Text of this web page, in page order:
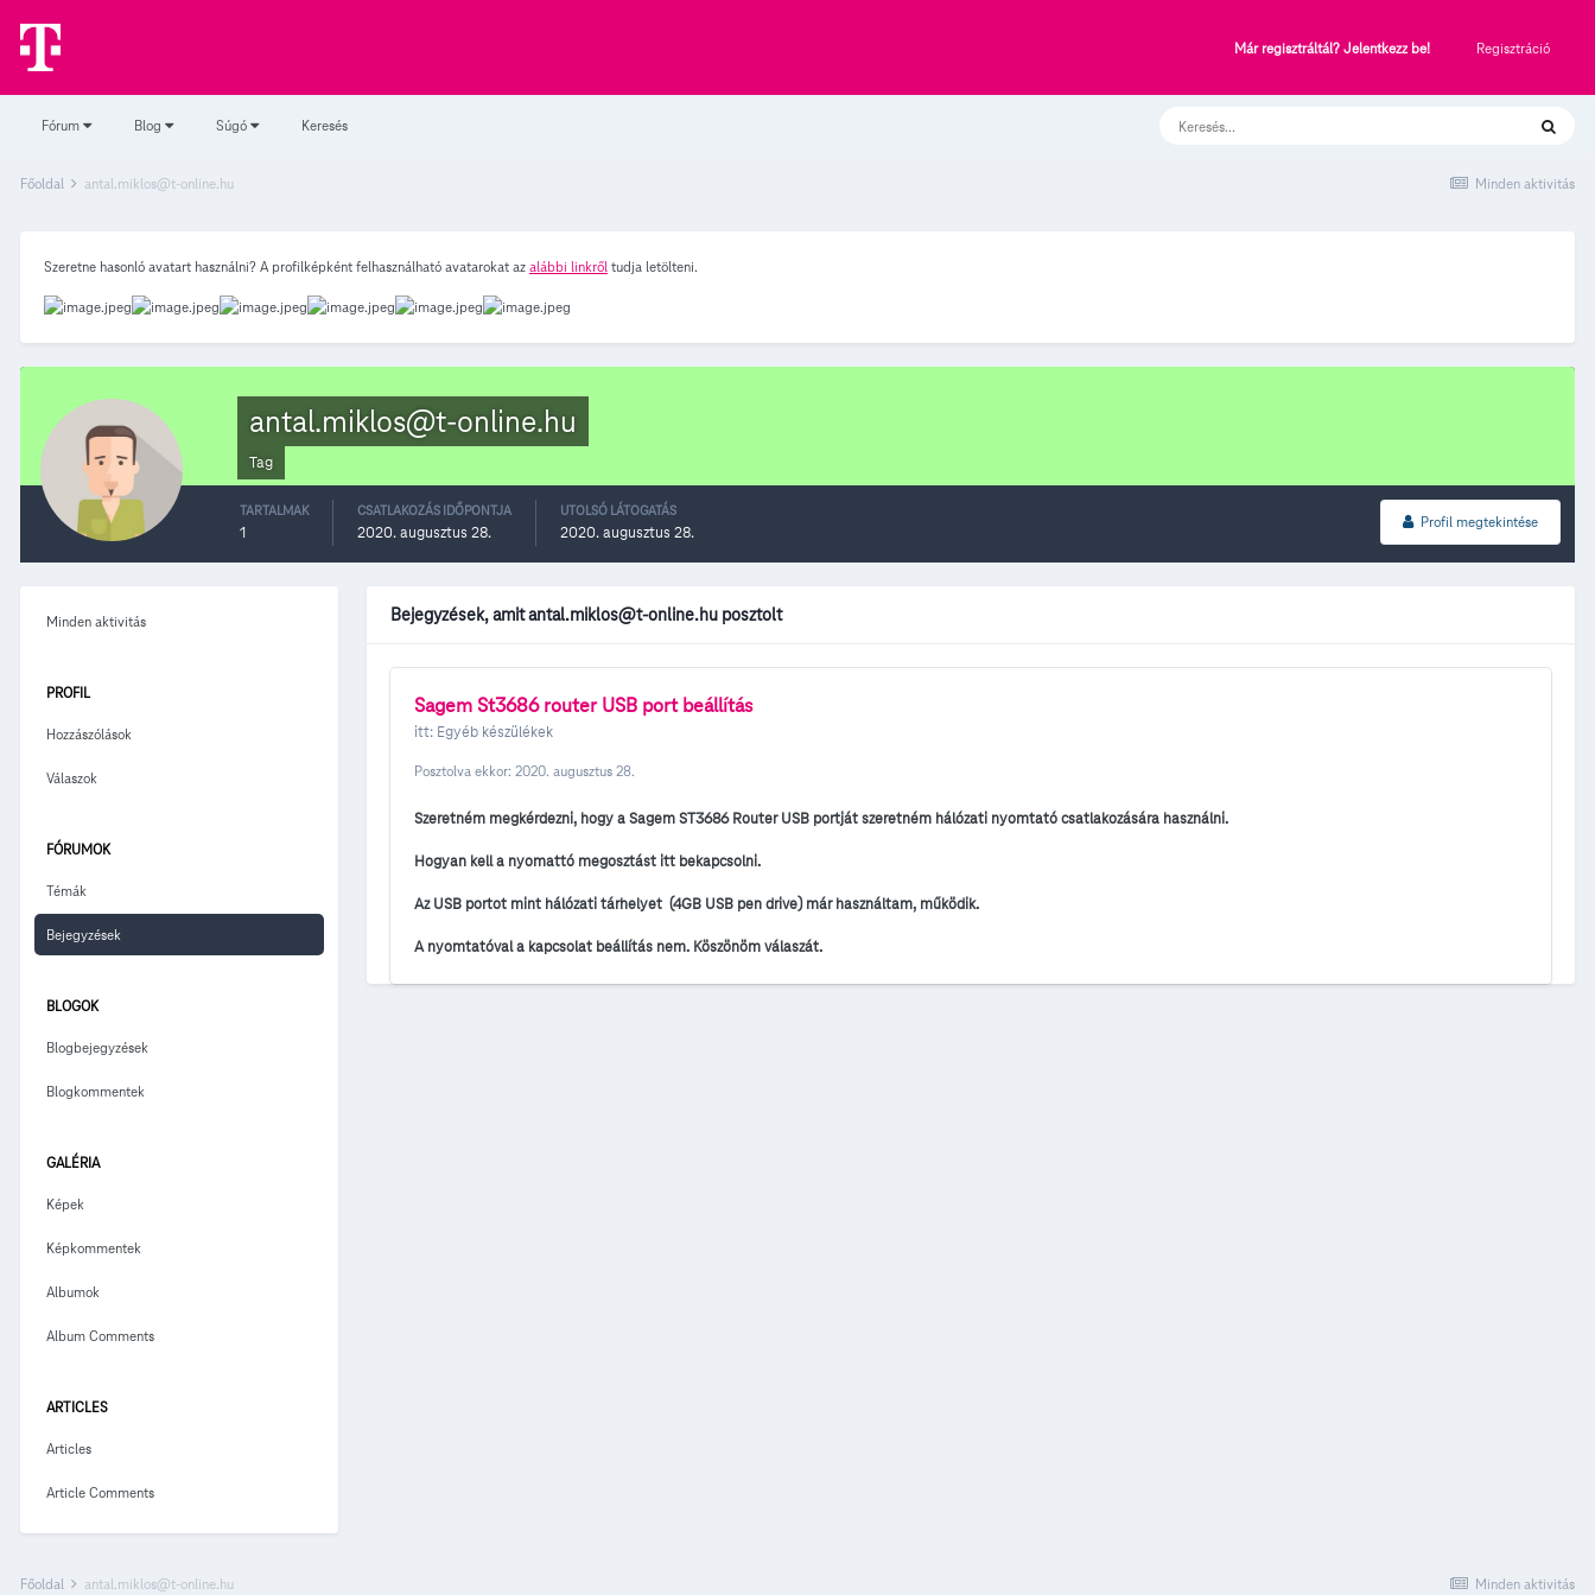
Már regisztráltál? Jelentkezz be! Regisztráció
Fórum Blog Súgó Keresés
Minden aktivitás
Főoldal antal.miklos@t-online.hu
Szeretne hasonló avatart használni? A profilképként felhasználható avatarokat az alábbi linkről tudja letölteni.
antal.miklos@t-online.hu
Tag
Profil megtekintése
TARTALMAK
1
CSATLAKOZÁS IDŐPONTJA
2020. augusztus 28.
UTOLSÓ LÁTOGATÁS
2020. augusztus 28.
Minden aktivitás
PROFIL
Hozzászólások
Válaszok
FÓRUMOK
Témák
Bejegyzések
BLOGOK
Blogbejegyzések
Blogkommentek
GALÉRIA
Képek
Képkommentek
Albumok
Album Comments
ARTICLES
Articles
Article Comments
Bejegyzések, amit antal.miklos@t-online.hu posztolt
Sagem St3686 router USB port beállítás
itt: Egyéb készülékek
Posztolva ekkor: 2020. augusztus 28.
Szeretném megkérdezni, hogy a Sagem ST3686 Router USB portját szeretném hálózati nyomtató csatlakozására használni.
Hogyan kell a nyomattó megosztást itt bekapcsolni.
Az USB portot mint hálózati tárhelyet (4GB USB pen drive) már használtam, működik.
A nyomtatóval a kapcsolat beállítás nem. Köszönöm válaszát.
Minden aktivitás
Főoldal antal.miklos@t-online.hu